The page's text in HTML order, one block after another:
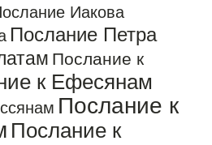
Иакова
Послание Петра
Послание к
к Ефесянам
Послание к
Послание к